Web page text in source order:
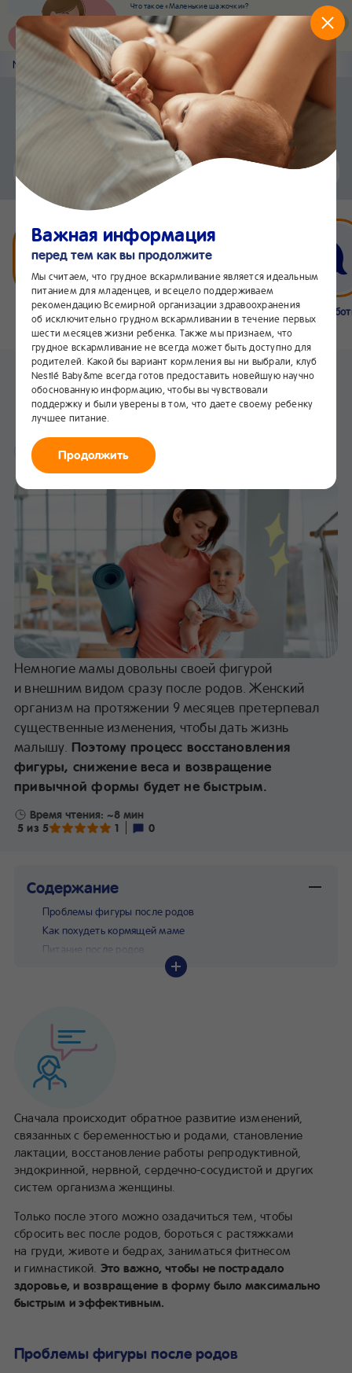
Что такое «Маленькие шажочки»?
Наш новый суперсервис для отслеживания
развития вашего малыша
Попробовать сейчас
Nestlé Baby &me Статьи
Приложение Nestlé Baby&me
Еще быстрее и удобнее
Установить
Чат24/7
Бейбимания Что нового
Интернет-
магазин
Линия
24/7
Восстановление после
родов
Здоровье
Немногие мамы довольны своей фигурой
и внешним видом сразу после родов. Женский
организм на протяжении 9 месяцев претерпевал
существенные изменения, чтобы дать жизнь
малышу. Поэтому процесс восстановления
фигуры, снижение веса и возвращение
привычной формы будет не быстрым.
Время чтения: ~8 мин
5 из 5
1 0
Содержание
Проблемы фигуры после родов
Как похудеть кормящей маме
Питание после родов
На какие нюансы питания обратить внимание
Как быстро можно подтянуть живот после родов?
Можно ли заниматься спортом при грудном
вскармливании
Можно ли качать пресс при грудном вскармливании
Сначала происходит обратное развитие изменений,
связанных с беременностью и родами, становление
лактации, восстановление работы репродуктивной,
эндокринной, нервной, сердечно-сосудистой и других
систем организма женщины.
Только после этого можно озадачиться тем, чтобы
сбросить вес после родов, бороться с растяжками
на груди, животе и бедрах, заниматься фитнесом
и гимнастикой. Это важно, чтобы не пострадало
здоровье, и возвращение в форму было максимально
быстрым и эффективным.
Проблемы фигуры после родов
Важная информация
перед тем как вы продолжите
Мы считаем, что грудное вскармливание является идеальным
питанием для младенцев, и всецело поддерживаем
рекомендацию Всемирной организации здравоохранения
об исключительно грудном вскармливании в течение первых
шести месяцев жизни ребенка. Также мы признаем, что
грудное вскармливание не всегда может быть доступно для
родителей. Какой бы вариант кормления вы ни выбрали, клуб
Nestlé Baby&me всегда готов предоставить новейшую научно
обоснованную информацию, чтобы вы чувствовали
поддержку и были уверены в том, что даете своему ребенку
лучшее питание.
Продолжить